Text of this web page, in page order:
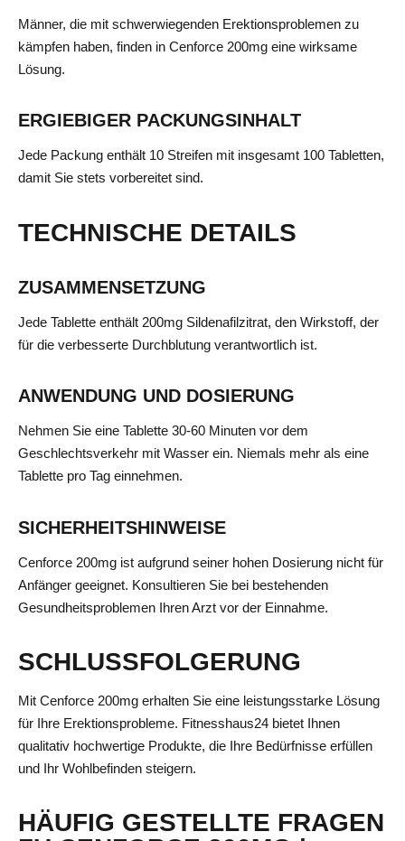
Männer, die mit schwerwiegenden Erektionsproblemen zu
kämpfen haben, finden in Cenforce 200mg eine wirksame
Lösung.
ERGIEBIGER PACKUNGSINHALT
Jede Packung enthält 10 Streifen mit insgesamt 100 Tabletten,
damit Sie stets vorbereitet sind.
TECHNISCHE DETAILS
ZUSAMMENSETZUNG
Jede Tablette enthält 200mg Sildenafilzitrat, den Wirkstoff, der
für die verbesserte Durchblutung verantwortlich ist.
ANWENDUNG UND DOSIERUNG
Nehmen Sie eine Tablette 30-60 Minuten vor dem
Geschlechtsverkehr mit Wasser ein. Niemals mehr als eine
Tablette pro Tag einnehmen.
SICHERHEITSHINWEISE
Cenforce 200mg ist aufgrund seiner hohen Dosierung nicht für
Anfänger geeignet. Konsultieren Sie bei bestehenden
Gesundheitsproblemen Ihren Arzt vor der Einnahme.
SCHLUSSFOLGERUNG
Mit Cenforce 200mg erhalten Sie eine leistungsstarke Lösung
für Ihre Erektionsprobleme. Fitnesshaus24 bietet Ihnen
qualitativ hochwertige Produkte, die Ihre Bedürfnisse erfüllen
und Ihr Wohlbefinden steigern.
HÄUFIG GESTELLTE FRAGEN